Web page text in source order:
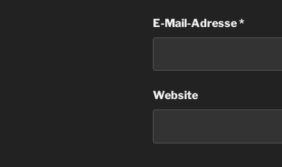
E-Mail-Adresse*
Website